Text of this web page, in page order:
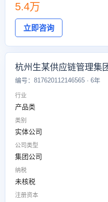
5.4万
立即咨询
杭州生某供应链管理集
编号：817620112146565 · 6年
行业
产品类
类别
实体公司
公司类型
集团公司
纳税
未核税
注册资本